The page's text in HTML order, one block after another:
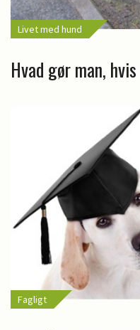
Livet med hund
Hvad gør man,
Fagligt